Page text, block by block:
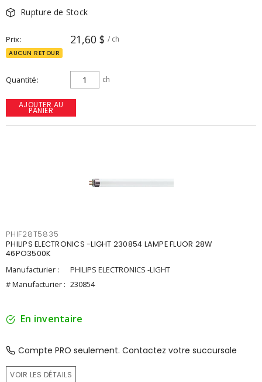
Rupture de Stock
Prix 21,60 $ / ch
AUCUN RETOUR
Quantité ch
AJOUTER AU
PANIER
PHIF28T5835
PHILIPS ELECTRONICS -LIGHT 230854 LAMPE FLUOR 28W
46PO3500K
Manufacturier :
PHILIPS ELECTRONICS -LIGHT
# Manufacturier : 230854
En inventaire
Compte PRO seulement. Contactez votre succursale
VOIR LES DÉTAILS